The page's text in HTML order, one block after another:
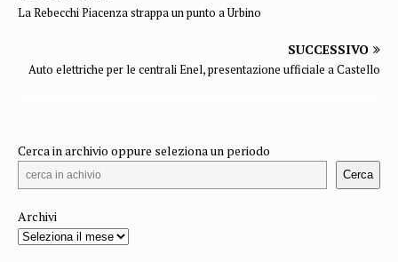
La Rebecchi Piacenza strappa un punto a Urbino
SUCCESSIVO
Auto elettriche per le centrali Enel, presentazione ufficiale a Castello
Cerca in archivio oppure seleziona un periodo
Cerca
Archivi